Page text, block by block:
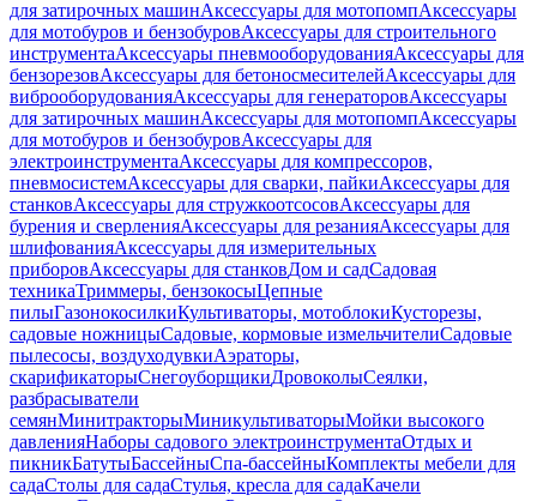
для затирочных машинАксессуары для мотопомпАксессуары
для мотобуров и бензобуровАксессуары для строительного
инструментаАксессуары пневмооборудованияАксессуары для
бензорезовАксессуары для бетоносмесителейАксессуары для
виброоборудованияАксессуары для генераторовАксессуары
для затирочных машинАксессуары для мотопомпАксессуары
для мотобуров и бензобуровАксессуары для
электроинструментаАксессуары для компрессоров,
пневмосистемАксессуары для сварки, пайкиАксессуары для
станковАксессуары для стружкоотсосовАксессуары для
бурения и сверленияАксессуары для резанияАксессуары для
шлифованияАксессуары для измерительных
приборовАксессуары для станковДом и садСадовая
техникаТриммеры, бензокосыЦепные
пилыГазонокосилкиКультиваторы, мотоблокиКусторезы,
садовые ножницыСадовые, кормовые измельчителиСадовые
пылесосы, воздуходувкиАэраторы,
скарификаторыСнегоуборщикиДровоколыСеялки,
разбрасыватели
семянМинитракторыМиникультиваторыМойки высокого
давленияНаборы садового электроинструментаОтдых и
пикникБатутыБассейныСпа-бассейныКомплекты мебели для
садаСтолы для садаСтулья, кресла для садаКачели